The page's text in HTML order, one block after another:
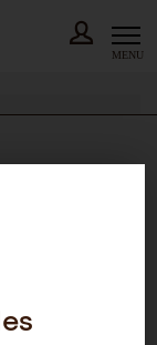
MENU